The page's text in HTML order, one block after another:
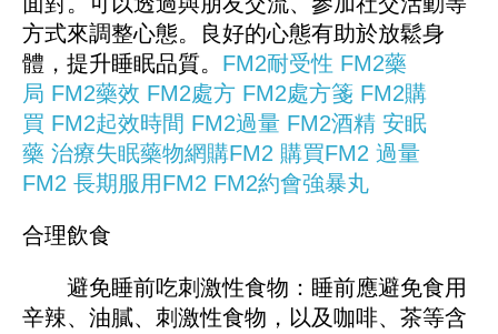
方式來調整心態。良好的心態有助於放鬆身
體，提升睡眠品質。 FM2耐受性 FM2藥
局 FM2藥效 FM2處方 FM2處方箋 FM2購
買 FM2起效時間 FM2過量 FM2酒精 安眠
藥 治療失眠藥物網購FM2 購買FM2 過量
FM2 長期服用FM2 FM2約會強暴丸
合理飲食
避免睡前吃刺激性食物：睡前應避免食用
辛辣、油膩、刺激性食物，以及咖啡、茶等含